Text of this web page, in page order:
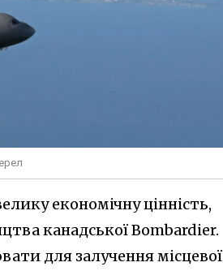
економічну цінність,
канадської Bombardier.
для залучення місцевої